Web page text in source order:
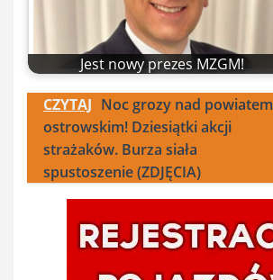
Jest nowy prezes MZGM!
CZYTAJ Noc grozy nad powiatem
ostrowskim! Dziesiątki akcji
strażaków. Burza siała
spustoszenie (ZDJĘCIA)